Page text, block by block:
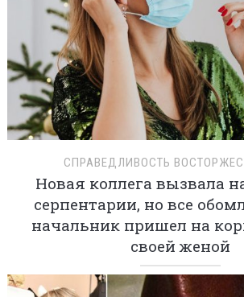
СПРАВЕДЛИВОСТЬ
Новая коллега вызвала
серпентарии, но все
начальник пришел на
своей женой